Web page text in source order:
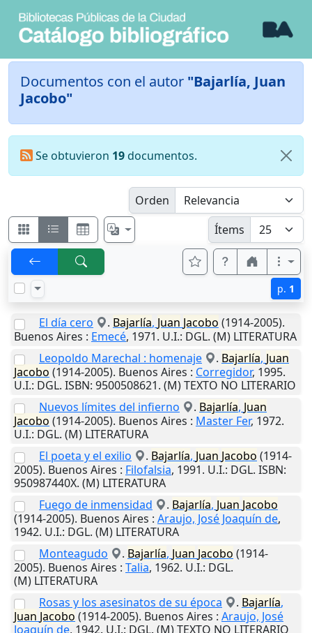
Documentos con el autor "Bajarlía, Juan
Jacobo"
Se obtuvieron 19documentos.
Orden
Ítems
p. 1
El día cero . Bajarlía, Juan Jacobo (1914-2005).
Buenos Aires : Emecé, 1971. U.I.: DGL. (M) LITERATURA
Leopoldo Marechal : homenaje
. Bajarlía, Juan
Jacobo (1914-2005). Buenos Aires : Corregidor, 1995.
U.I.: DGL. ISBN: 9500508621. (M) TEXTO NO LITERARIO
Nuevos límites del infierno
. Bajarlía, Juan
Jacobo (1914-2005). Buenos Aires : Master Fer, 1972.
U.I.: DGL. (M) LITERATURA
El poeta y el exilio
. Bajarlía, Juan Jacobo (1914-
2005). Buenos Aires : Filofalsia, 1991. U.I.: DGL. ISBN:
950987440X. (M) LITERATURA
Fuego de inmensidad
. Bajarlía, Juan Jacobo
(1914-2005). Buenos Aires : Araujo, José Joaquín de,
1942. U.I.: DGL. (M) LITERATURA
Monteagudo
. Bajarlía, Juan Jacobo (1914-
2005). Buenos Aires : Talia, 1962. U.I.: DGL.
(M) LITERATURA
Rosas y los asesinatos de su época
. Bajarlía,
Juan Jacobo (1914-2005). Buenos Aires : Araujo, José
Joaquín de, 1942. U.I.: DGL. (M) TEXTO NO LITERARIO